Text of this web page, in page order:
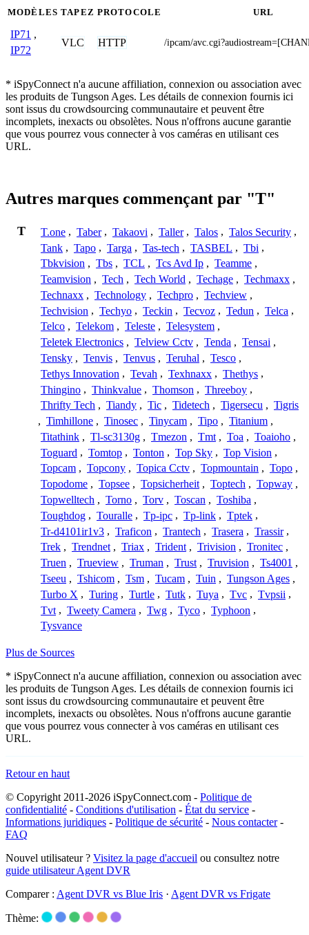
MODÈLES TAPEZ PROTOCOLE URL
IP71 ,
IP72
VLC HTTP /ipcam/
* iSpyConnect n'a aucune affiliation, connexion ou association avec
les produits de Tungson Ages. Les détails de connexion fournis ici
sont issus du crowdsourcing communautaire et peuvent être
incomplets, inexacts ou obsolètes. Nous n'offrons aucune garantie
que vous pourrez vous connecter à vos caméras en utilisant ces
URL.
Autres marques commençant par "T"
T T.one , Taber , Takaovi , Taller , Talos , Talos Security ,
Tank , Tapo , Targa , Tas-tech , TASBEL , Tbi ,
Tbkvision , Tbs , TCL , Tcs Avd Ip , Teamme ,
Teamvision , Tech , Tech World , Techage , Techmaxx ,
Technaxx , Technology , Techpro , Techview ,
Techvision , Techyo , Teckin , Tecvoz , Tedun , Telca ,
Telco , Telekom , Teleste , Telesystem ,
Teletek Electronics , Telview Cctv , Tenda , Tensai ,
Tensky , Tenvis , Tenvus , Teruhal , Tesco ,
Tethys Innovation , Tevah , Texhnaxx , Thethys ,
Thingino , Thinkvalue , Thomson , Threeboy ,
Thrifty Tech , Tiandy , Tic , Tidetech , Tigersecu , Tigris
, Timhillone , Tinosec , Tinycam , Tipo , Titanium ,
Titathink , Tl-sc3130g , Tmezon , Tmt , Toa , Toaioho ,
Toguard , Tomtop , Tonton , Top Sky , Top Vision ,
Topcam , Topcony , Topica Cctv , Topmountain , Topo ,
Topodome , Topsee , Topsicherheit , Toptech , Topway ,
Topwelltech , Torno , Torv , Toscan , Toshiba ,
Toughdog , Touralle , Tp-ipc , Tp-link , Tptek ,
Tr-d4101ir1v3 , Traficon , Trantech , Trasera , Trassir ,
Trek , Trendnet , Triax , Trident , Trivision , Tronitec ,
Truen , Trueview , Truman , Trust , Truvision , Ts4001 ,
Tseeu , Tshicom , Tsm , Tucam , Tuin , Tungson Ages ,
Turbo X , Turing , Turtle , Tutk , Tuya , Tvc , Tvpsii ,
Tvt , Tweety Camera , Twg , Tyco , Typhoon ,
Tysvance
Plus de Sources
* iSpyConnect n'a aucune affiliation, connexion ou association avec
les produits de Tungson Ages. Les détails de connexion fournis ici
sont issus du crowdsourcing communautaire et peuvent être
incomplets, inexacts ou obsolètes. Nous n'offrons aucune garantie
que vous pourrez vous connecter à vos caméras en utilisant ces
URL.
Retour en haut
© Copyright 2011-2026 iSpyConnect.com - Politique de
confidentialité - Conditions d'utilisation - État du service -
Informations juridiques - Politique de sécurité - Nous contacter-
FAQ
Nouvel utilisateur ? Visitez la page d'accueil ou consultez notre
guide utilisateur Agent DVR
Comparer : Agent DVR vs Blue Iris · Agent DVR vs Frigate
Thème: